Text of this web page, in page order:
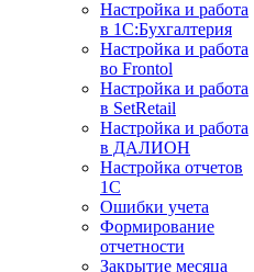
Настройка и работа
в 1С:Бухгалтерия
Настройка и работа
во Frontol
Настройка и работа
в SetRetail
Настройка и работа
в ДАЛИОН
Настройка отчетов
1С
Ошибки учета
Формирование
отчетности
Закрытие месяца